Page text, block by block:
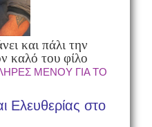
και πάλι την
καλό του φίλο
ΜΕΝΟΥ ΓΙΑ ΤΟ
Ελευθερίας στο